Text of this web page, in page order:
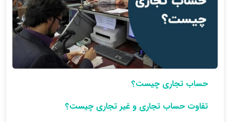
حساب تجاری چیست؟
تفاوت حساب تجاری و غیر تجاری چیست؟